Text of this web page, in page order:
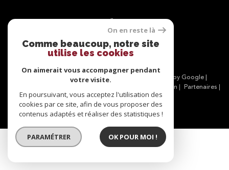
Se
connecter
espace propriétaire
© 2026 | Tous droits réservés | Traduction powered by Google |
Admin
Partenaires
Politique RGPD
Cookies
On en reste là
Comme beaucoup, notre site
utilise les cookies
On aimerait vous accompagner pendant
votre visite.
En poursuivant, vous acceptez l'utilisation des
cookies par ce site, afin de vous proposer des
contenus adaptés et réaliser des statistiques !
PARAMÉTRER OK POUR MOI !